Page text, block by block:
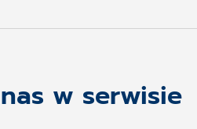
w serwisie